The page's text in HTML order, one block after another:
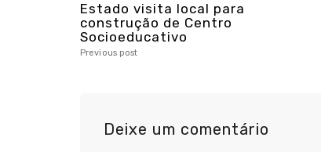
Estado visita local para
construção de Centro
Socioeducativo
Previous post
Deixe um comentário